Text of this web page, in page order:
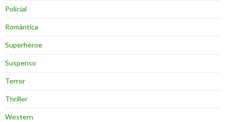
Policial
Romántica
Superhéroe
Suspenso
Terror
Thriller
Western